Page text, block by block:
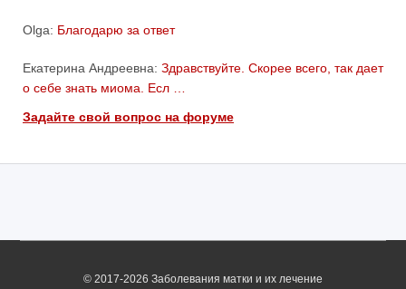
Olga: Благодарю за ответ
Екатерина Андреевна: Здравствуйте. Скорее всего, так дает
о себе знать миома. Есл …
Задайте свой вопрос на форуме
© 2017-2026 Заболевания матки и их лечение